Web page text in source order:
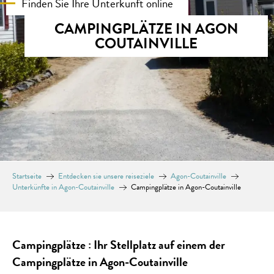
CAMPINGPLÄTZE IN AGON
COUTAINVILLE
Startseite Entdecken sie unsere reiseziele
Agon-Coutainville
Unterkünfte in Agon-Coutainville
Campingplätze in Agon-Coutainville
Campingplätze : Ihr Stellplatz auf einem der
Campingplätze in Agon-Coutainville